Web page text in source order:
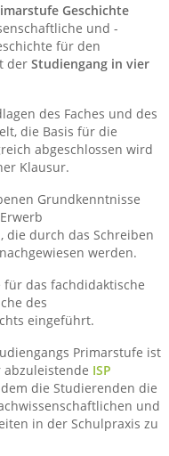
Geschichte
und -
für den
der Studiengang in vier
des Faches und des
die Basis für die
abgeschlossen wird
Klausur.
Grundkenntnisse
die durch das Schreiben
werden.
das fachdidaktische
des
eingeführt.
Primarstufe ist
abzuleistende ISP
die Studierenden die
und
in der Schulpraxis zu